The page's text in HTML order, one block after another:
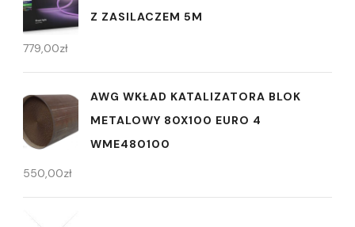
Z ZASILACZEM 5M
779,00zł
AWG WKŁAD KATALIZATORA BLOK
METALOWY 80X100 EURO 4
WME480100
550,00zł